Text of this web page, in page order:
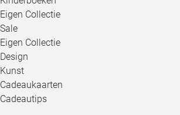
Eigen Collectie
Sale
Eigen Collectie
Design
Kunst
Cadeaukaarten
Cadeautips